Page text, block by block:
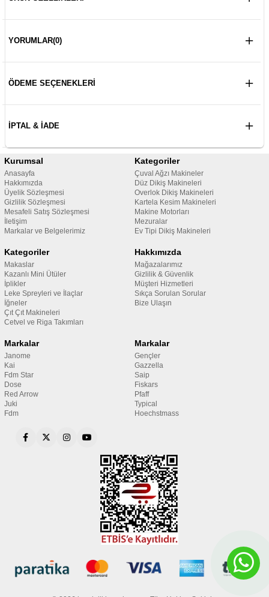
YORUMLAR(0)
ÖDEME SEÇENEKLERI
İPTAL & İADE
Kurumsal
Anasayfa
Hakkımızda
Üyelik Sözleşmesi
Gizlilik Sözleşmesi
Mesafeli Satış Sözleşmesi
İletişim
Markalar ve Belgelerimiz
Kategoriler
Çuval Ağzı Makineler
Düz Dikiş Makineleri
Overlok Dikiş Makineleri
Kartela Kesim Makineleri
Makine Motorları
Mezuralar
Ev Tipi Dikiş Makineleri
Kategoriler
Makaslar
Kazanlı Mini Ütüler
İplikler
Leke Spreyleri ve İlaçlar
İğneler
Çıt Çıt Makineleri
Cetvel ve Riga Takımları
Hakkımızda
Mağazalarımız
Gizlilik & Güvenlik
Müşteri Hizmetleri
Sıkça Sorulan Sorular
Bize Ulaşın
Markalar
Janome
Kai
Fdm Star
Dose
Red Arrow
Juki
Fdm
Markalar
Gençler
Gazzella
Saip
Fiskars
Pfaff
Typical
Hoechstmass